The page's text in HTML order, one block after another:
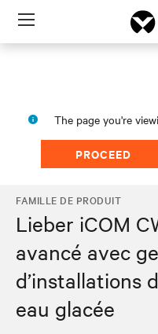
Menu
The page you're
PROCEED
FAMILLE DE PRODUIT
Lieber iCOM
avancé avec
d’installations
eau glacée